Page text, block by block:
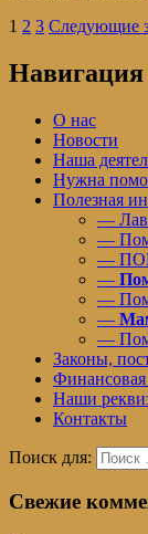
1 2 3 Следующие
Навигация
О нас
Новости
Наша
Нужна
Полезная
—
—
—
—
—
—
—
Законы,
Финансовая
Наши
Контакты
Поиск для:
Свежие